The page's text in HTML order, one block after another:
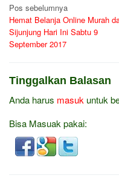
Navigasi
pos
Pos sebelumnya
Hemat Belanja Online Murah
Sijunjung Hari Ini Sabtu 9
September 2017
Tinggalkan Balasan
Anda harus masuk untuk
Bisa Masuak pakai: